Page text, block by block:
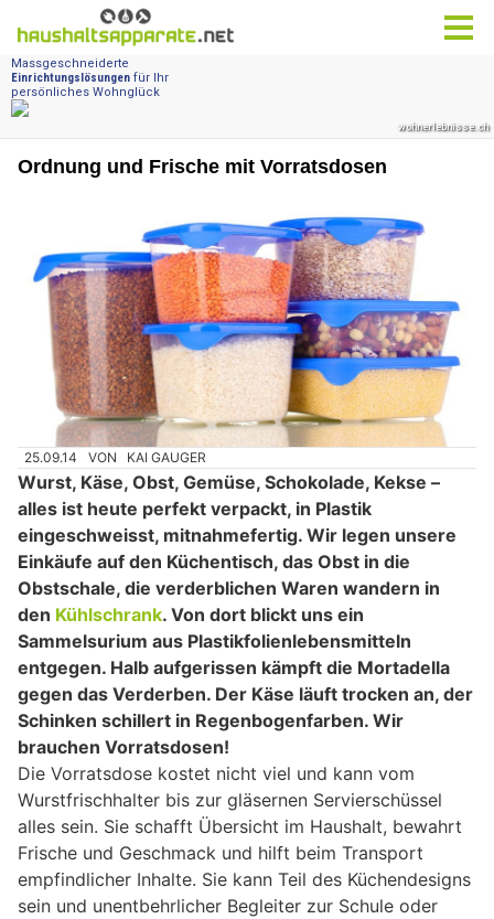
Ordnung und Frische mit Vorratsdosen
25.09.14 VON KAI GAUGER
Wurst, Käse, Obst, Gemüse, Schokolade, Kekse –
alles ist heute perfekt verpackt, in Plastik
eingeschweisst, mitnahmefertig. Wir legen unsere
Einkäufe auf den Küchentisch, das Obst in die
Obstschale, die verderblichen Waren wandern in
den Kühlschrank. Von dort blickt uns ein
Sammelsurium aus Plastikfolienlebensmitteln
entgegen. Halb aufgerissen kämpft die Mortadella
gegen das Verderben. Der Käse läuft trocken an, der
Schinken schillert in Regenbogenfarben. Wir
brauchen Vorratsdosen!
Die Vorratsdose kostet nicht viel und kann vom
Wurstfrischhalter bis zur gläsernen Servierschüssel
alles sein. Sie schafft Übersicht im Haushalt, bewahrt
Frische und Geschmack und hilft beim Transport
empfindlicher Inhalte. Sie kann Teil des Küchendesigns
sein und unentbehrlicher Begleiter zur Schule oder